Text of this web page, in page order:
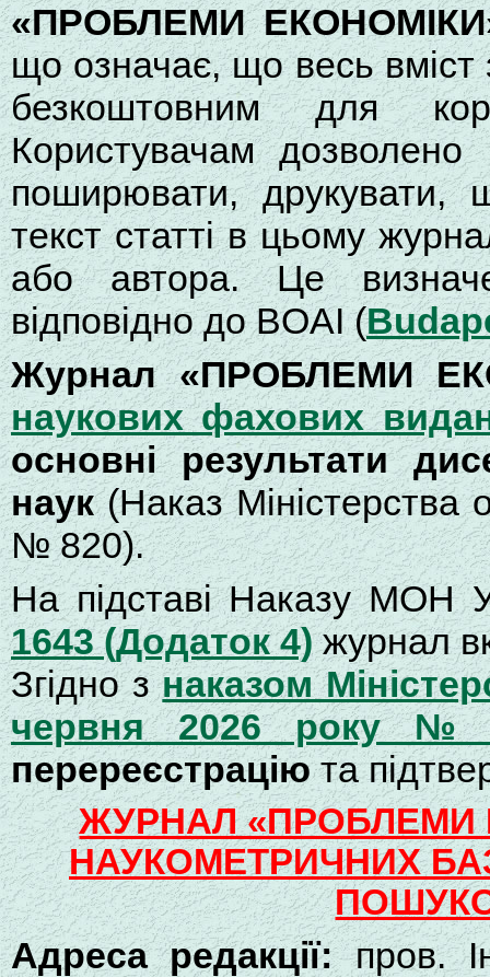
«ПРОБЛЕМИ
що означає, що весь вміст
безкоштовним для
Користувачам дозволено
поширювати, друкувати,
текст статті в цьому
або автора. Це
відповідно до BOAI (
Журнал «ПРОБЛЕМИ
наукових фахових
основні результати
наук(Наказ Міністерства
№ 820).
На підставі Наказу МОН
1643 (Додаток 4)журнал
Згідно знаказом
червня 2026 року №
перереєстраціюта
ЖУРНАЛ «ПРОБЛЕМИ
НАУКОМЕТРИЧНИХ
Адреса редакції:пров.